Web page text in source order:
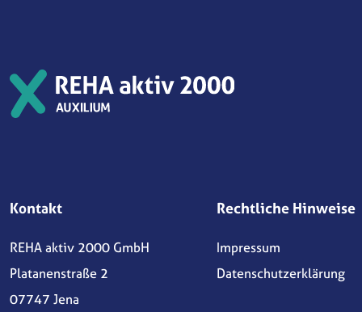
Kontakt
REHA aktiv 2000 GmbH
Platanenstraße 2
07747 Jena
Rechtliche Hinweise
Impressum
Datenschutzerklärung